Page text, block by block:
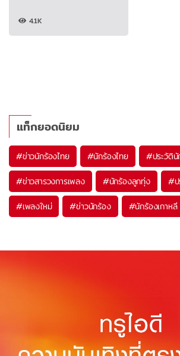
4.1K
แท็กยอดนิยม
#ข่าวนักร้องไทย #นักร้องไทย #ประวัติ
#ข่าวสารวงการเพลง #นักร้องลูกทุ่ง #
#เพลงใหม่ #ข่าวนักร้อง #นักร้องเกาหลี